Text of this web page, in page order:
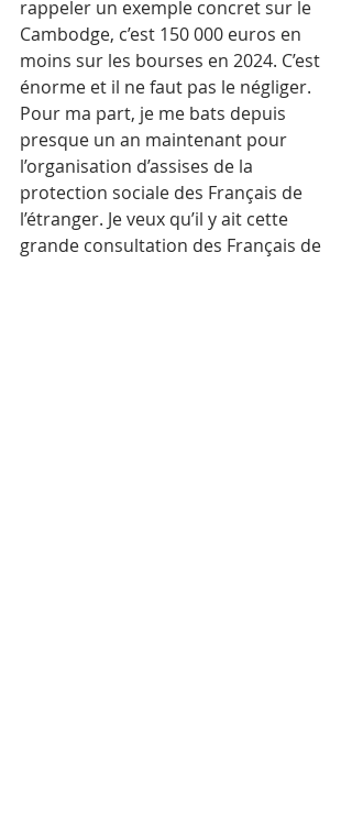
rappeler un exemple concret sur le
Cambodge, c’est 150 000 euros en
moins sur les bourses en 2024. C’est
énorme et il ne faut pas le négliger.
Pour ma part, je me bats depuis
presque un an maintenant pour
l’organisation d’assises de la
protection sociale des Français de
l’étranger. Je veux qu’il y ait cette
grande consultation des Français de